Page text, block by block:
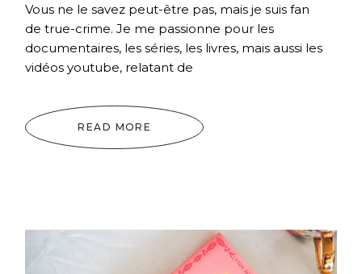
Vous ne le savez peut-être pas, mais je suis fan
de true-crime. Je me passionne pour les
documentaires, les séries, les livres, mais aussi les
vidéos youtube, relatant de
READ MORE